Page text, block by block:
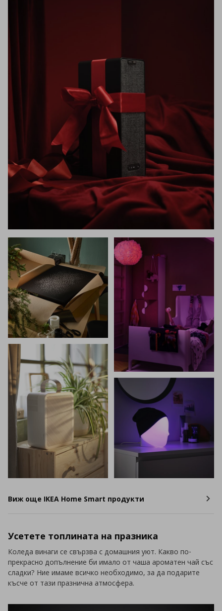
Виж още IKEA Home Smart продукти
Усетете топлината на празника
Коледа винаги се свързва с домашния уют. Какво по-
прекрасно допълнение би имало от чаша ароматен чай със
сладки? Ние имаме всичко необходимо, за да подарите
късче от тази празнична атмосфера.